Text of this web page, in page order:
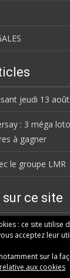
jeudi 13
: 3 méga
à gagner
le groupe LMR
sur ce site
: ce site utilise
acceptez leur
sur la
aux cookies